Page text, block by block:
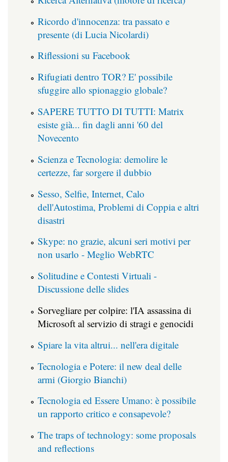
Ricordo d'innocenza: tra passato e
presente (di Lucia Nicolardi)
Riflessioni su Facebook
Rifugiati dentro TOR? E' possibile
sfuggire allo spionaggio globale?
SAPERE TUTTO DI TUTTI: Matrix
esiste già... fin dagli anni '60 del
Novecento
Scienza e Tecnologia: demolire le
certezze, far sorgere il dubbio
Sesso, Selfie, Internet, Calo
dell'Autostima, Problemi di Coppia e altri
disastri
Skype: no grazie, alcuni seri motivi per
non usarlo - Meglio WebRTC
Solitudine e Contesti Virtuali -
Discussione delle slides
Sorvegliare per colpire: l'IA assassina di
Microsoft al servizio di stragi e genocidi
Spiare la vita altrui... nell'era digitale
Tecnologia e Potere: il new deal delle
armi (Giorgio Bianchi)
Tecnologia ed Essere Umano: è possibile
un rapporto critico e consapevole?
The traps of technology: some proposals
and reflections